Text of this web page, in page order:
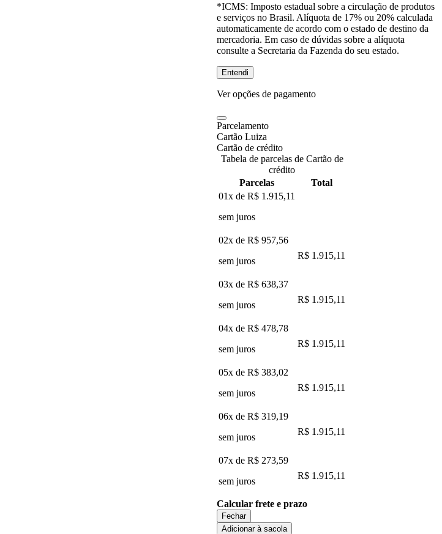
*ICMS: Imposto estadual sobre a circulação de produtos
e serviços no Brasil. Alíquota de 17% ou 20% calculada
automaticamente de acordo com o estado de destino da
mercadoria. Em caso de dúvidas sobre a alíquota
consulte a Secretaria da Fazenda do seu estado.
Entendi
Ver opções de pagamento
Parcelamento
Cartão Luiza
Cartão de crédito
Tabela de parcelas de Cartão de
crédito
Parcelas
Total
01x de R$ 1.915,11
sem juros
02x de R$ 957,56
sem juros
R$ 1.915,11
03x de R$ 638,37
sem juros
R$ 1.915,11
04x de R$ 478,78
sem juros
R$ 1.915,11
05x de R$ 383,02
sem juros
R$ 1.915,11
06x de R$ 319,19
sem juros
R$ 1.915,11
07x de R$ 273,59
sem juros
R$ 1.915,11
Calcular frete e prazo
Fechar
Adicionar à sacola